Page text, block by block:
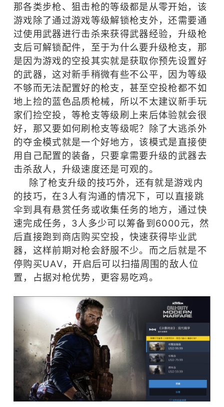
那各类步枪、狙击枪的等级都是从零开始，该
游戏除了通过游戏等级解锁枪支外，还需要通
过使用武器进行击杀来获得武器经验，升级枪
支后可解锁配件，至于为什么要升级枪支，那
是因为游戏的空投其实就是获取你预先设置好
的武器，这对新手稍微有些不公平，因为等级
不够而无法配置好的枪支，甚至空投枪都不如
地上捡的蓝色品质枪械，所以不太建议新手玩
家们捡空投，等枪支等级刷上来后体验就会很
好，那又要如何刷枪支等级呢？除了大逃杀外
的夺金模式就是一个好地方，该模式是直接使
用自己配置的装备，只要拿需要升级的武器去
击杀敌人，升级速度还是可观的。
除了枪支升级的技巧外，还有就是游戏内
的技巧，在3人有沟通的情况下，可以直接跳
伞到具有悬赏任务或收集任务的地方，通过快
速完成任务，3人多少可以筹备到6000元，然
后直接跑到商店购买空投，快速获得毕业武
器，这样前期对枪会舒服不少。而之后就是不
停购买UAV，开启后可以扫描周围的敌人位
置，占据对枪优势，更容易吃鸡。